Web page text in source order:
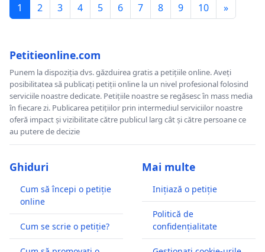
1 2 3 4 5 6 7 8 9 10 »
Petitieonline.com
Punem la dispoziția dvs. găzduirea gratis a petițiile online. Aveți
posibilitatea să publicați petiții online la un nivel profesional folosind
serviciile noastre dedicate. Petițiile noastre se regăsesc în mass media
în fiecare zi. Publicarea petițiilor prin intermediul serviciilor noastre
oferă impact și vizibilitate către publicul larg cât și către persoane ce
au putere de decizie
Ghiduri
Cum să începi o petiție
online
Cum se scrie o petiție?
Mai multe
Inițiază o petiție
Politică de
confidențialitate